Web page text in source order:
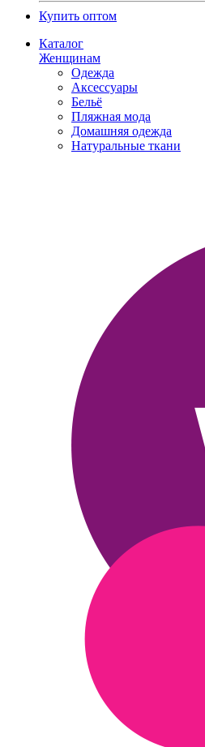
Купить оптом
Каталог
Женщинам
Одежда
Аксессуары
Бельё
Пляжная мода
Домашняя одежда
Натуральные ткани